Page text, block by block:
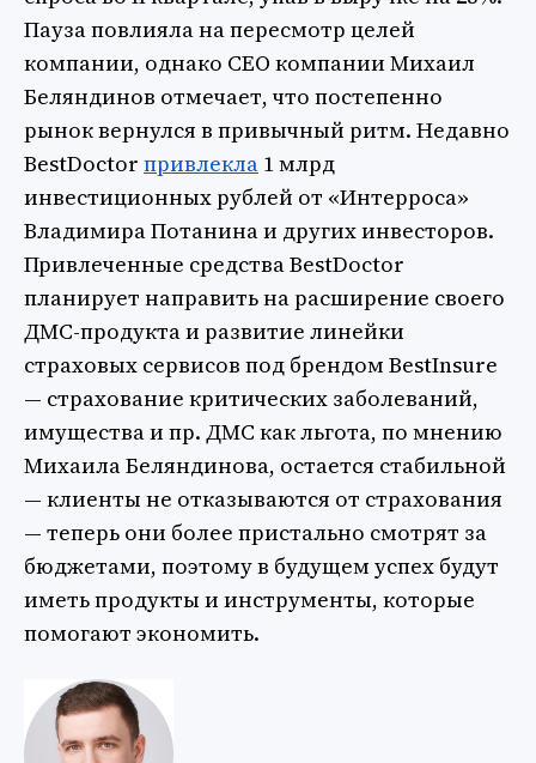
Пауза повлияла на пересмотр целей
компании, однако СЕО компании Михаил
Беляндинов отмечает, что постепенно
рынок вернулся в привычный ритм. Недавно
BestDoctor привлекла 1 млрд
инвестиционных рублей от «Интерроса»
Владимира Потанина и других инвесторов.
Привлеченные средства BestDoctor
планирует направить на расширение своего
ДМС-продукта и развитие линейки
страховых сервисов под брендом BestInsure
— страхование критических заболеваний,
имущества и пр. ДМС как льгота, по мнению
Михаила Беляндинова, остается стабильной
— клиенты не отказываются от страхования
— теперь они более пристально смотрят за
бюджетами, поэтому в будущем успех будут
иметь продукты и инструменты, которые
помогают экономить.